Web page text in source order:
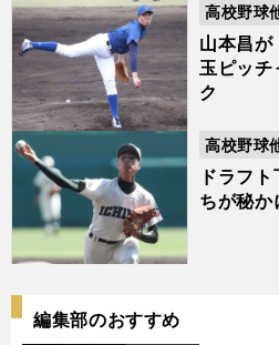
山本昌が
玉ピッチ
ク
高校野球
ドラフ
ちが秘か
高校野球
編集部のおすすめ